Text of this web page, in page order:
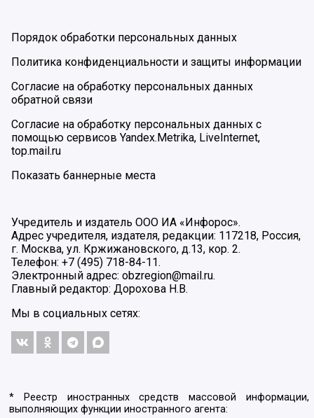
Порядок обработки персональных данных
Политика конфиденциальности и защиты информации
Согласие на обработку персональных данных
обратной связи
Согласие на обработку персональных данных с
помощью сервисов Yandex.Metrika, LiveInternet,
top.mail.ru
Показать баннерные места
Учредитель и издатель ООО ИА «Инфорос».
Адрес учредителя, издателя, редакции: 117218, Россия,
г. Москва, ул. Кржижановского, д.13, кор. 2.
Телефон: +7 (495) 718-84-11.
Электронный адрес: obzregion@mail.ru.
Главный редактор: Дорохова Н.В.
Мы в социальных сетях:
* Реестр иностранных средств массовой информации,
выполняющих функции иностранного агента: